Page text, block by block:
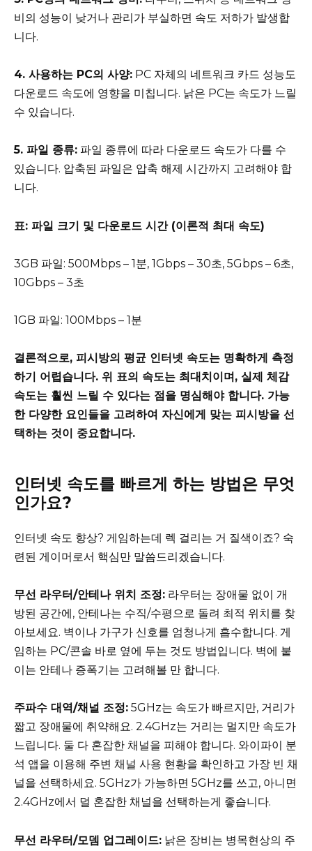
비의 성능이 낮거나 관리가 부실하면 속도 저하가 발생합
니다.
4. 사용하는 PC의 사양: PC 자체의 네트워크 카드 성능도
다운로드 속도에 영향을 미칩니다. 낡은 PC는 속도가 느릴
수 있습니다.
5. 파일 종류: 파일 종류에 따라 다운로드 속도가 다를 수
있습니다. 압축된 파일은 압축 해제 시간까지 고려해야 합
니다.
표: 파일 크기 및 다운로드 시간 (이론적 최대 속도)
3GB 파일: 500Mbps – 1분, 1Gbps – 30초, 5Gbps – 6초,
10Gbps – 3초
1GB 파일: 100Mbps – 1분
결론적으로, 피시방의 평균 인터넷 속도는 명확하게 측정
하기 어렵습니다. 위 표의 속도는 최대치이며, 실제 체감
속도는 훨씬 느릴 수 있다는 점을 명심해야 합니다. 가능
한 다양한 요인들을 고려하여 자신에게 맞는 피시방을 선
택하는 것이 중요합니다.
인터넷 속도를 빠르게 하는 방법은 무엇
인가요?
인터넷 속도 향상? 게임하는데 렉 걸리는 거 질색이죠? 숙
련된 게이머로서 핵심만 말씀드리겠습니다.
무선 라우터/안테나 위치 조정: 라우터는 장애물 없이 개
방된 공간에, 안테나는 수직/수평으로 돌려 최적 위치를 찾
아보세요. 벽이나 가구가 신호를 엄청나게 흡수합니다. 게
임하는 PC/콘솔 바로 옆에 두는 것도 방법입니다. 벽에 붙
이는 안테나 증폭기는 고려해볼 만 합니다.
주파수 대역/채널 조정: 5GHz는 속도가 빠르지만, 거리가
짧고 장애물에 취약해요. 2.4GHz는 거리는 멀지만 속도가
느립니다. 둘 다 혼잡한 채널을 피해야 합니다. 와이파이 분
석 앱을 이용해 주변 채널 사용 현황을 확인하고 가장 빈 채
널을 선택하세요. 5GHz가 가능하면 5GHz를 쓰고, 아니면
2.4GHz에서 덜 혼잡한 채널을 선택하는게 좋습니다.
무선 라우터/모뎀 업그레이드: 낡은 장비는 병목현상의 주